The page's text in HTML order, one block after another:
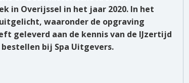
in Overijssel in het jaar 2020. In het
waaronder de opgraving
geleverd aan de kennis van de IJzertijd
bij Spa Uitgevers.